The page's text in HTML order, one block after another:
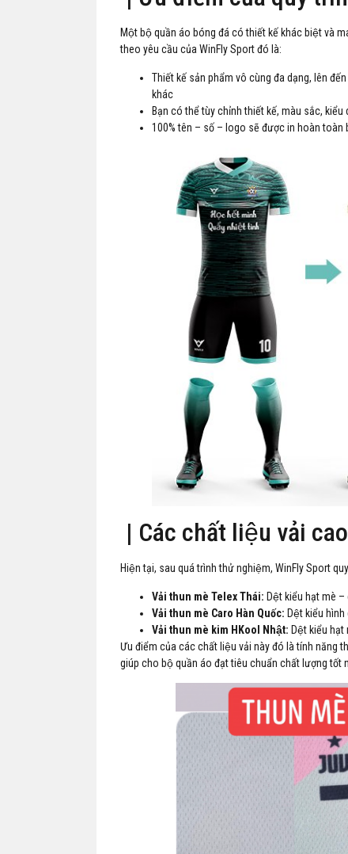
Một bộ quần áo bóng đá có thiết kế khác biệt và
theo yêu cầu của WinFly Sport đó là:
Thiết kế sản phẩm vô cùng đa dạng, lên
khác
Bạn có thể tùy chỉnh thiết kế, màu sắc,
100% tên – số – logo sẽ được in hoàn
| Các chất liệu vải
Hiện tại, sau quá trình thử nghiệm, WinFly Sport
Vải thun mè Telex Thái: Dệt kiểu hạt mè
Vải thun mè Caro Hàn Quốc: Dệt kiểu
Vải thun mè kim HKool Nhật: Dệt kiểu hạt
Ưu điểm của các chất liệu vải này đó là tính năng
giúp cho bộ quần áo đạt tiêu chuẩn chất lượng tốt